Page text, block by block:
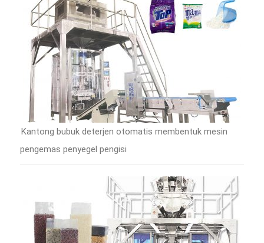
Kantong bubuk deterjen otomatis membentuk mesin
pengemas penyegel pengisi